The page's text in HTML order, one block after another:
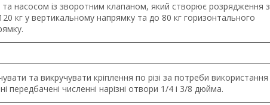
насосом із зворотним клапаном, який створює розрядження з
кг у вертикальному напрямку та до 80 кг горизонтального
та викручувати кріплення по різі за потреби використання
передбачені численні нарізні отвори 1/4 і 3/8 дюйма.